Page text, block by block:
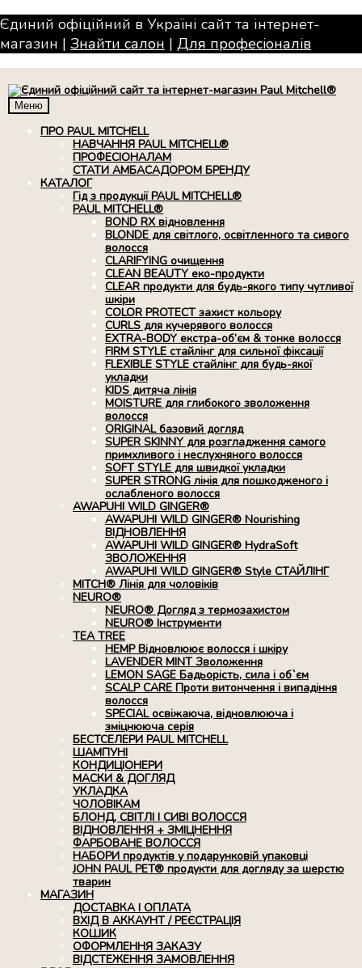
Єдиний офіційний в Україні сайт та інтернет-
магазин | Знайти салон | Для професiоналiв
Меню
ПРО PAUL MITCHELL
НАВЧАННЯ PAUL MITCHELL®
ПРОФЕСІОНАЛАМ
СТАТИ АМБАСАДОРОМ БРЕНДУ
КАТАЛОГ
Гід з продукції PAUL MITCHELL®
PAUL MITCHELL®
BOND RX вiдновлення
BLONDE для світлого, освітленного та сивого
волосся
CLARIFYING очищення
CLEAN BEAUTY еко-продукти
CLEAR продукти для будь-якого типу чутливої
шкіри
COLOR PROTECT захист кольору
CURLS для кучерявого волосся
EXTRA-BODY екстра-об’єм & тонке волосся
FIRM STYLE стайлінг для сильної фіксації
FLEXIBLE STYLE стайлінг для будь-якої
укладки
KIDS дитяча лінія
MOISTURE для глибокого зволоження
волосся
ORIGINAL базовий догляд
SUPER SKINNY для розгладження самого
примхливого і неслухняного волосся
SOFT STYLE для швидкої укладки
SUPER STRONG лінія для пошкодженого і
ослабленого волосся
AWAPUHI WILD GINGER®
AWAPUHI WILD GINGER® Nourishing
ВІДНОВЛЕННЯ
AWAPUHI WILD GINGER® HydraSoft
ЗВОЛОЖЕННЯ
AWAPUHI WILD GINGER® Style СТАЙЛІНГ
MITCH® Лінія для чоловіків
NEURO®
NEURO® Догляд з термозахистом
NEURO® Інструменти
TEA TREE
HEMP Відновлюює волосся і шкіру
LAVENDER MINT Зволоження
LEMON SAGE Бадьорість, сила і об`єм
SCALP CARE Проти витончення і випадіння
волосся
SPECIAL освіжаюча, відновлююча і
зміцнююча серія
БЕСТСЕЛЕРИ PAUL MITCHELL
ШАМПУНІ
КОНДИЦІОНЕРИ
МАСКИ & ДОГЛЯД
УКЛАДКА
ЧОЛОВІКАМ
БЛОНД, СВІТЛІ І СИВІ ВОЛОССЯ
ВІДНОВЛЕННЯ + ЗМІЦНЕННЯ
ФАРБОВАНЕ ВОЛОССЯ
НАБОРИ продуктів у подарунковій упаковці
JOHN PAUL PET® продукти для догляду за шерстю
тварин
МАГАЗИН
ДОСТАВКА І ОПЛАТА
ВХІД В АККАУНТ / РЕЄСТРАЦІЯ
КОШИК
ОФОРМЛЕННЯ ЗАКАЗУ
ВІДСТЕЖЕННЯ ЗАМОВЛЕННЯ